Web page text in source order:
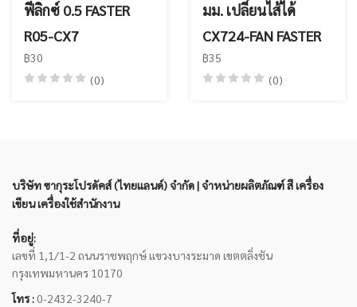
ฟีลิกซ์ 0.5 FASTER
R05-CX7
฿30
(0)
มม. เปลี่ยนไส้ได้
CX724-FAN FASTER
฿35
(0)
บริษัท ซากุระโปรดัคส์ (ไทยแลนด์) จำกัด | จำหน่ายผลิตภัณฑ์ สี เครื่อง
เขียน เครื่องใช้สำนักงาน
ที่อยู่:
เลขที่ 1,1/1-2 ถนนราชพฤกษ์ แขวงบางระมาด เขตตลิ่งชัน
กรุงเทพมหานคร 10170
โทร : 0-2432-3240-7